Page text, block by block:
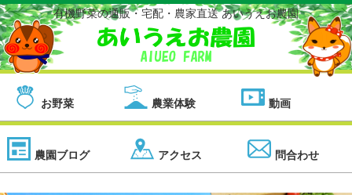
有機野菜の通販・宅配・農家直送 あいうえお農園
お野菜 農業体験 動画
農園ブログ アクセス 問合わせ